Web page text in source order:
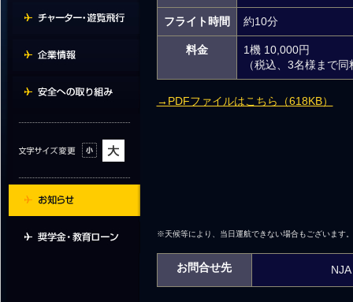
フライト時間 約10分
料金
1機 10,000円
（税込、3名様まで
→PDFファイルはこちら（618KB）
※天候等により、当日運航できない場合もございます
お問合せ先